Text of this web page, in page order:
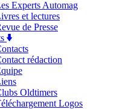
Experts Automag
et lectures
de Presse
rédaction
Oldtimers
Logos